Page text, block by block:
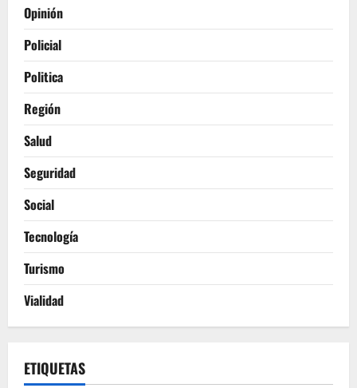
Opinión
Policial
Politica
Región
Salud
Seguridad
Social
Tecnología
Turismo
Vialidad
ETIQUETAS